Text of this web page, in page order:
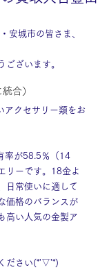
合）
安城市の皆さま、
ございます。
アクセサリー類をお
率が58.5％（14
リーです。18金よ
日常使いに適して
価格のバランスが
高い人気の金製ア
ださい(*'▽'*)